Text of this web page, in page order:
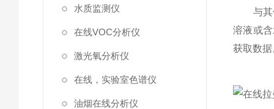
水质监测仪
在线VOC分析仪
激光氧分析仪
在线，实验室色谱仪
油烟在线分析仪
与其他
溶液或
获取数据